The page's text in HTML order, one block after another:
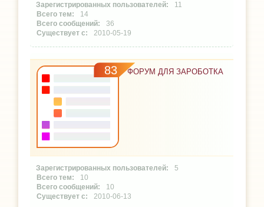
11
14
36
2010-05-19
83 ФОРУМ ДЛЯ ЗАРОБОТКА
5
10
10
2010-06-13